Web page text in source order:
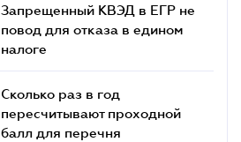
Запрещенный КВЭД в ЕГР не
повод для отказа в едином
налоге
Сколько раз в год
пересчитывают проходной
балл для перечня